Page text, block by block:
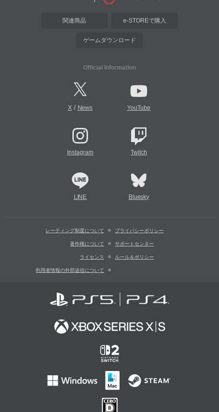
関連商品 e-STOREで購入
ゲームダウンロード
Official Information
X/ News YouTube
Instagram Twitch
LINE Bluesky
レーティング制度について プライバシーポリシー
著作権について サポートセンター
ライセンス ルール＆ポリシー
利用者情報の外部送信について